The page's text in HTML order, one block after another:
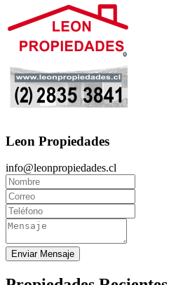
Leon Propiedades
info@leonpropiedades.cl
Enviar Mensaje